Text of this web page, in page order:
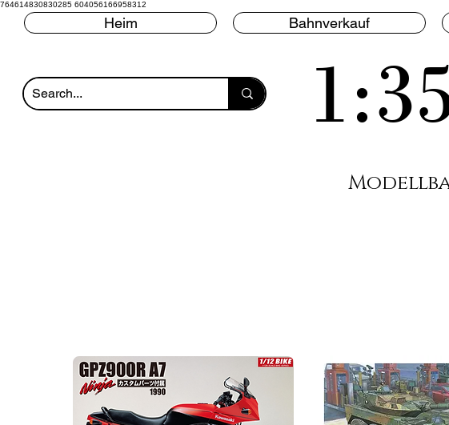
764614830830285 604056166958312
Heim Bahnverkauf